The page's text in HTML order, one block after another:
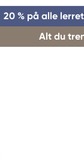
20 % på alle
Alt du